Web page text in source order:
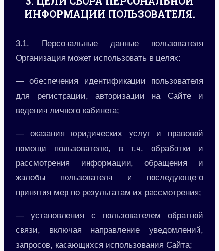
ИНФОРМАЦИИ ПОЛЬЗОВАТЕЛЯ.
3.1. Персональные данные пользователя
Организация может использовать в целях:
— обеспечения идентификации пользователя
для регистрации, авторизации на Сайте и
ведения личного кабинета;
— оказания юридических услуг и правовой
помощи пользователю, в т.ч. обработки и
рассмотрения информации, обращения и
жалобы пользователя и последующего
принятия мер по результатам их рассмотрения;
— установления с пользователем обратной
связи, включая направление уведомлений,
запросов, касающихся использования Сайта;